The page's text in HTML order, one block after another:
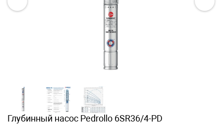
Глубинный насос Pedrollo 6SR36/4-PD